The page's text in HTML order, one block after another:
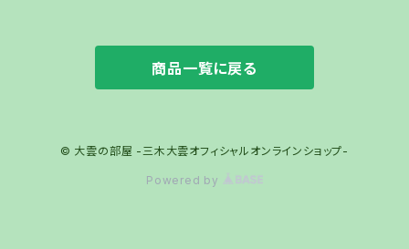
商品一覧に戻る
© 大雲の部屋 -三木大雲オフィシャルオンラインショップ-
Powered by